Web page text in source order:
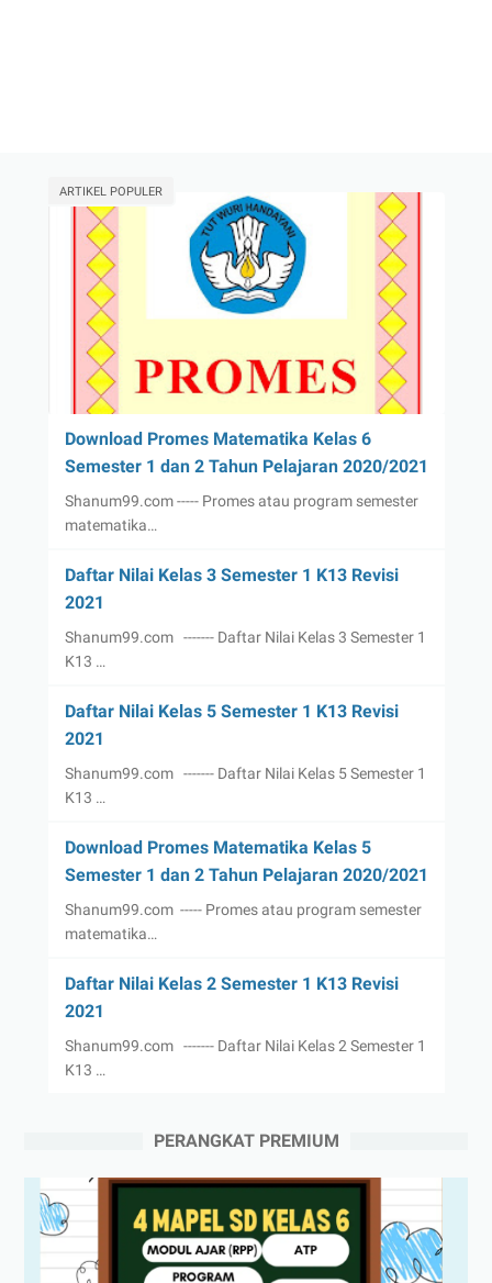
ARTIKEL POPULER
Download Promes Matematika Kelas 6
Semester 1 dan 2 Tahun Pelajaran 2020/2021
Shanum99.com ----- Promes atau program semester
matematika…
Daftar Nilai Kelas 3 Semester 1 K13 Revisi
2021
Shanum99.com ------- Daftar Nilai Kelas 3 Semester 1
K13 …
Daftar Nilai Kelas 5 Semester 1 K13 Revisi
2021
Shanum99.com ------- Daftar Nilai Kelas 5 Semester 1
K13 …
Download Promes Matematika Kelas 5
Semester 1 dan 2 Tahun Pelajaran 2020/2021
Shanum99.com ----- Promes atau program semester
matematika…
Daftar Nilai Kelas 2 Semester 1 K13 Revisi
2021
Shanum99.com ------- Daftar Nilai Kelas 2 Semester 1
K13 …
PERANGKAT PREMIUM